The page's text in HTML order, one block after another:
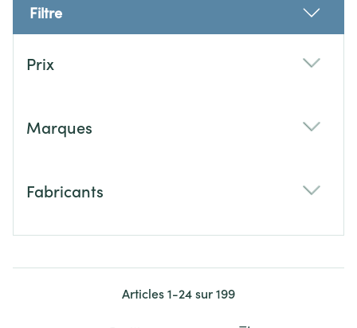
Filtre
Prix
Marques
Fabricants
Articles1-24sur199